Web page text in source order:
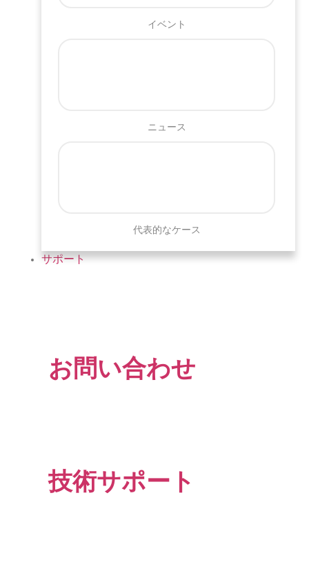
イベント
ニュース
代表的なケース
サポート
お問い合わせ
技術サポート